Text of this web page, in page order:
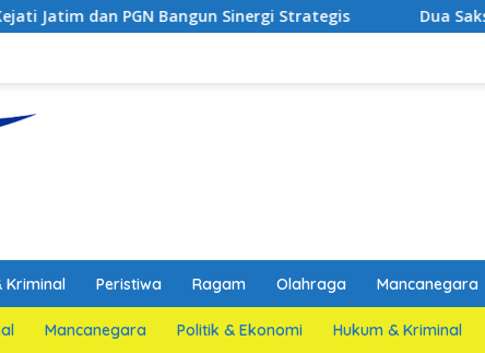
Bangun Sinergi Strategis Dua Saksi Kunci Ungkap
Kriminal Peristiwa Ragam Olahraga Mancanegara
Mancanegara Politik & Ekonomi Hukum & Kriminal